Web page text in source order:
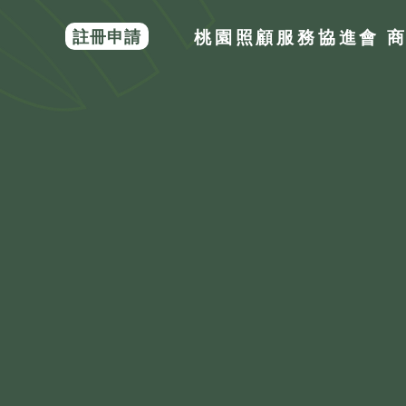
註冊申請 桃園照顧服務協進會